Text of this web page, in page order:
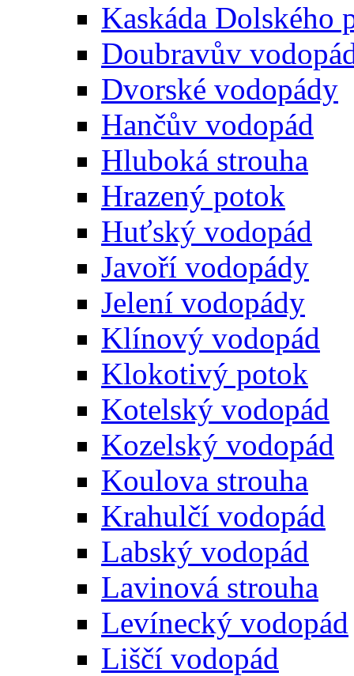
Kaskáda Dolského
Doubravův
Dvorské vodopády
Hančův vodopád
Hluboká strouha
Hrazený potok
Huťský vodopád
Javoří vodopády
Jelení vodopády
Klínový vodopád
Klokotivý potok
Kotelský vodopád
Kozelský vodopád
Koulova strouha
Krahulčí vodopád
Labský vodopád
Lavinová strouha
Levínecký vodopád
Liščí vodopád